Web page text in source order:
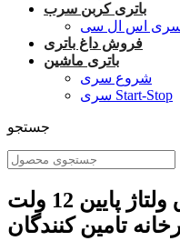
باتری کربن سرب
اس ال سی
فروش داغ باتری
باتری ماشین
شروع سری
سری Start-Stop
جستجو
چین محصولات برق ولتاژ پایین 12 ولت dc
تامین کنندگان